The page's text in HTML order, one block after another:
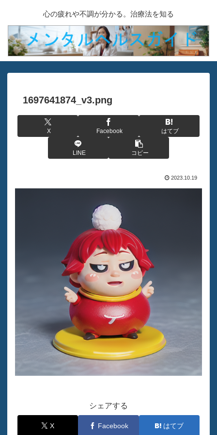
心の疲れや不調が分かる。治療法を知る
1697641874_v3.png
X Facebook はてブ
LINE コピー
2023.10.19
シェアする
X Facebook はてブ